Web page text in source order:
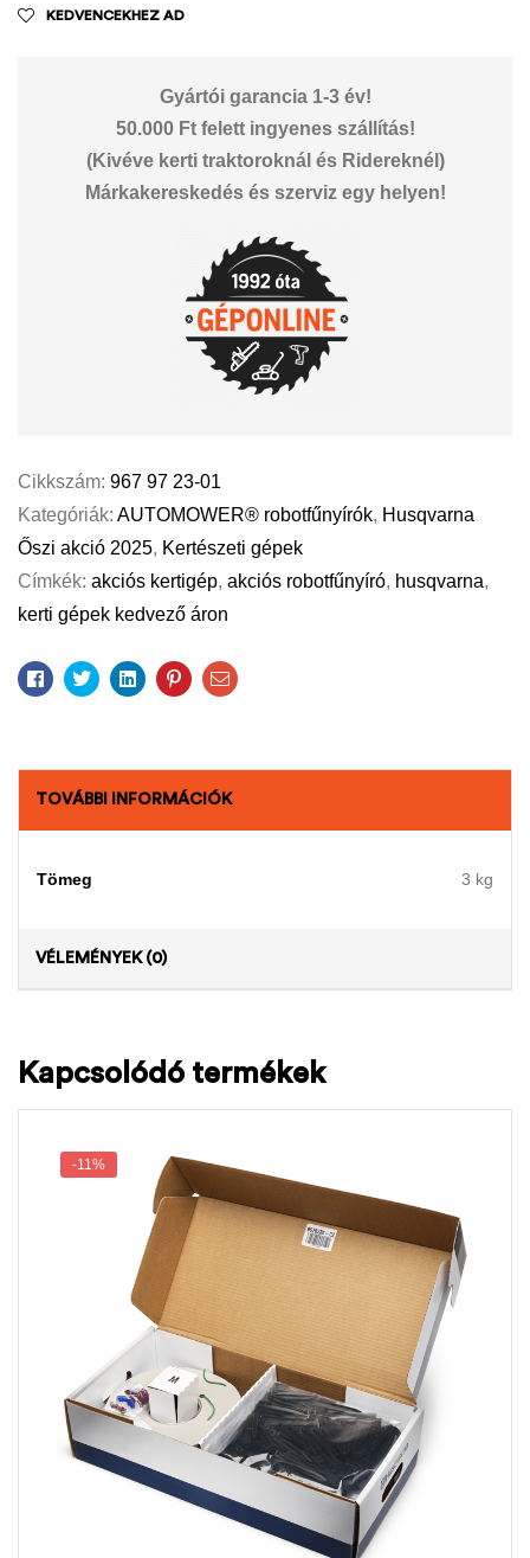
KEDVENCEKHEZ AD
Gyártói garancia 1-3 év!
50.000 Ft felett ingyenes szállítás!
(Kivéve kerti traktoroknál és Ridereknél)
Márkakereskedés és szerviz egy helyen!
Cikkszám: 967 97 23-01
Kategóriák: AUTOMOWER® robotfűnyírók, Husqvarna
Őszi akció 2025, Kertészeti gépek
Címkék: akciós kertigép, akciós robotfűnyíró, husqvarna,
kerti gépek kedvező áron
Facebook
TwitterLinkedinPinterestEmail
TOVÁBBI INFORMÁCIÓK
Tömeg 3 kg
VÉLEMÉNYEK (0)
Kapcsolódó termékek
-11%